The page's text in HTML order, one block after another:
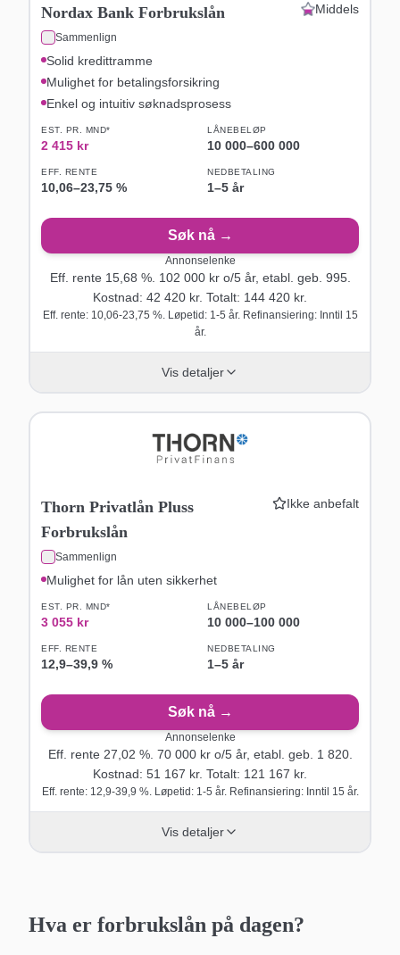
Nordax Bank Forbrukslån
Sammenlign
Middels
Solid kredittramme
Mulighet for betalingsforsikring
Enkel og intuitiv søknadsprosess
EST. PR. MND*
2 415 kr
LÅNEBELØP
10 000–600 000
EFF. RENTE
10,06–23,75 %
NEDBETALING
1–5 år
Søk nå →
Annonselenke
Eff. rente 15,68 %. 102 000kr o/5år, etabl. geb. 995.
Kostnad: 42 420 kr. Totalt: 144 420 kr.
Eff. rente: 10,06-23,75 %. Løpetid: 1-5 år. Refinansiering: Inntil 15
år.
Vis detaljer
Thorn Privatlån Pluss
Forbrukslån
Sammenlign
Ikke anbefalt
Mulighet for lån uten sikkerhet
EST. PR. MND*
3 055 kr
LÅNEBELØP
10 000–100 000
EFF. RENTE
12,9–39,9 %
NEDBETALING
1–5 år
Søk nå →
Annonselenke
Eff. rente 27,02 %. 70 000kr o/5år, etabl. geb. 1 820.
Kostnad: 51 167 kr. Totalt: 121 167 kr.
Eff. rente: 12,9-39,9 %. Løpetid: 1-5 år. Refinansiering: Inntil 15 år.
Vis detaljer
Hva er forbrukslån på dagen?